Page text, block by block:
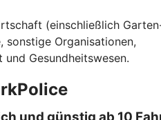
(einschließlich
sonstige Organisationen,
Gesundheitswesen.